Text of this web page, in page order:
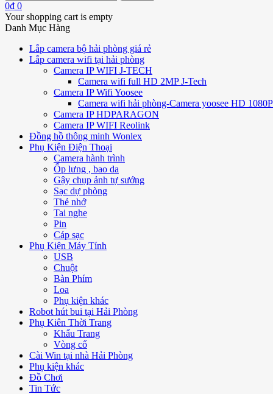
0₫ 0
Your shopping cart is empty
Danh Mục Hàng
Lắp camera bộ hải phòng giá rẻ
Lắp camera wifi tại hải phòng
Camera IP WIFI J-TECH
Camera wifi full HD 2MP J-Tech
Camera IP Wifi Yoosee
Camera wifi hải phòng-Camera yoosee HD
Camera IP HDPARAGON
Camera IP WIFI Reolink
Đồng hồ thông minh Wonlex
Phụ Kiện Điện Thoại
Camera hành trình
Ốp lưng , bao da
Gậy chụp ảnh tự sướng
Sạc dự phòng
Thẻ nhớ
Tai nghe
Pin
Cáp sạc
Phụ Kiện Máy Tính
USB
Chuột
Bàn Phím
Loa
Phụ kiện khác
Robot hút bui tại Hải Phòng
Phụ Kiên Thời Trang
Khẩu Trang
Vòng cổ
Cài Win tại nhà Hải Phòng
Phụ kiện khác
Đồ Chơi
Tin Tức